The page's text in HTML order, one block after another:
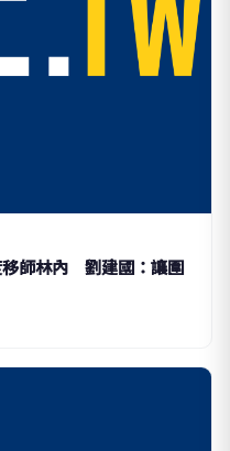
移師林內 劉建國：讓圍